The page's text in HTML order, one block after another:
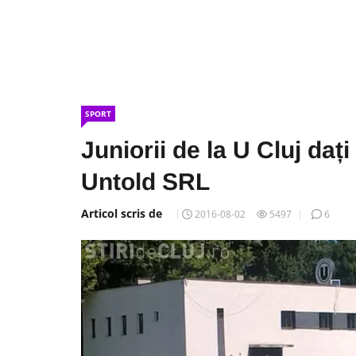
SPORT
Juniorii de la U Cluj
Untold SRL
Articol scris de 2016-08-02 5497 6